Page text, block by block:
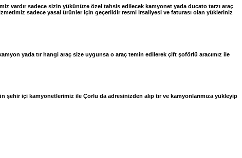
vardır sadece sizin yükünüze özel tahsis edilecek kamyonet yada ducato tarzı araç
sadece yasal ürünler için geçerlidir resmi irsaliyesi ve faturası olan yükleriniz
yada tır hangi araç size uygunsa o araç temin edilerek çift şoförlü aracımız ile
içi kamyonetlerimiz ile Çorlu da adresinizden alıp tır ve kamyonlarımıza yükleyip